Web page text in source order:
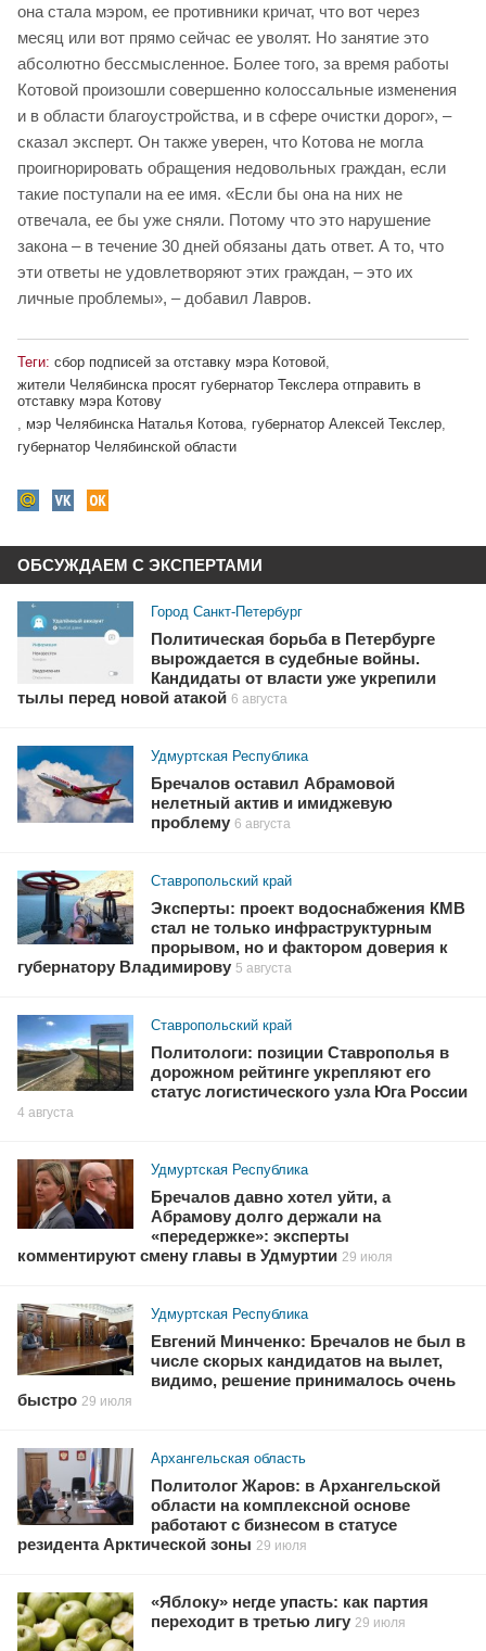
она стала мэром, ее противники кричат, что вот через
месяц или вот прямо сейчас ее уволят. Но занятие это
абсолютно бессмысленное. Более того, за время работы
Котовой произошли совершенно колоссальные изменения
и в области благоустройства, и в сфере очистки дорог», –
сказал эксперт. Он также уверен, что Котова не могла
проигнорировать обращения недовольных граждан, если
такие поступали на ее имя. «Если бы она на них не
отвечала, ее бы уже сняли. Потому что это нарушение
закона – в течение 30 дней обязаны дать ответ. А то, что
эти ответы не удовлетворяют этих граждан, – это их
личные проблемы», – добавил Лавров.
Теги: сбор подписей за отставку мэра Котовой
жители Челябинска просят губернатор Текслера отправить в
отставку мэра Котову
, мэр Челябинска Наталья Котова, губернатор Алексей Текслер,
губернатор Челябинской области
ОБСУЖДАЕМ С ЭКСПЕРТАМИ
Город Санкт-Петербург
Политическая борьба в Петербурге
вырождается в судебные войны.
Кандидаты от власти уже укрепили
тылы перед новой атакой 6 августа
Удмуртская Республика
Бречалов оставил Абрамовой
нелетный актив и имиджевую
проблему 6 августа
Ставропольский край
Эксперты: проект водоснабжения КМВ
стал не только инфраструктурным
прорывом, но и фактором доверия к
губернатору Владимирову 5 августа
Ставропольский край
Политологи: позиции Ставрополья в
дорожном рейтинге укрепляют его
статус логистического узла Юга России
4 августа
Удмуртская Республика
Бречалов давно хотел уйти, а
Абрамову долго держали на
«передержке»: эксперты
комментируют смену главы в Удмуртии 29 июля
Удмуртская Республика
Евгений Минченко: Бречалов не был в
числе скорых кандидатов на вылет,
видимо, решение принималось очень
быстро 29 июля
Архангельская область
Политолог Жаров: в Архангельской
области на комплексной основе
работают с бизнесом в статусе
резидента Арктической зоны 29 июля
«Яблоку» негде упасть: как партия
переходит в третью лигу 29 июля